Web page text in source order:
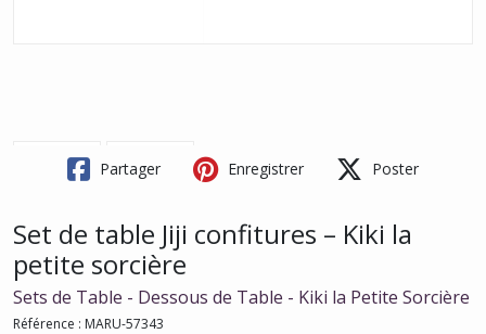
Partager Enregistrer Poster
Set de table Jiji confitures – Kiki la
petite sorcière
Sets de Table - Dessous de Table - Kiki la Petite Sorcière
Référence : MARU-57343